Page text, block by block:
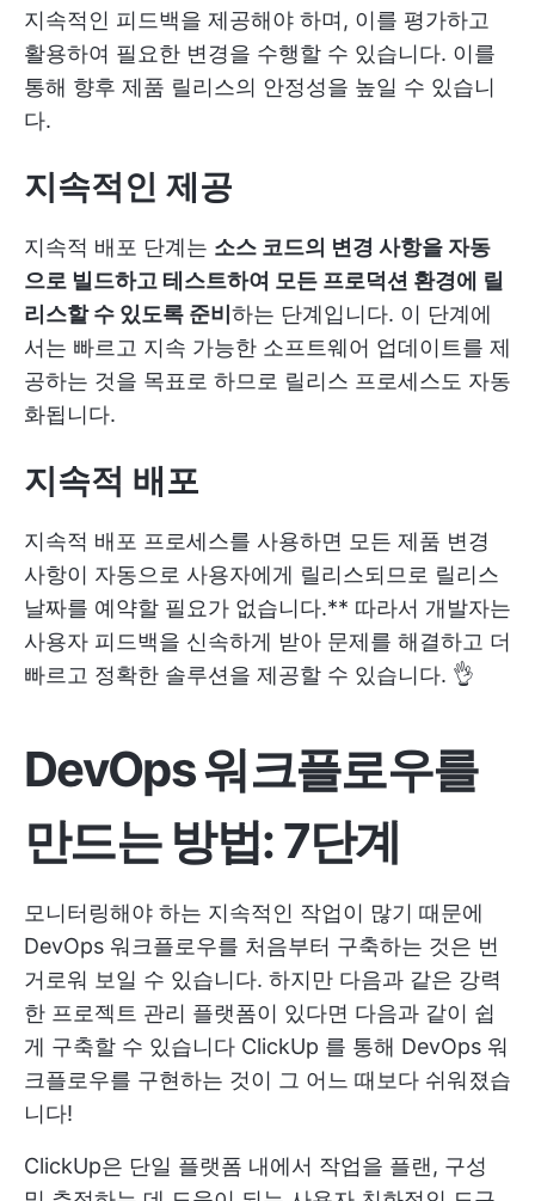
지속적인 피드백을 제공해야 하며, 이를 평가하고
활용하여 필요한 변경을 수행할 수 있습니다. 이를
통해 향후 제품 릴리스의 안정성을 높일 수 있습니
다.
지속적인 제공
지속적 배포 단계는 소스 코드의 변경 사항을 자동
으로 빌드하고 테스트하여 모든 프로덕션 환경에 릴
리스할 수 있도록 준비 하는 단계입니다. 이 단계에
서는 빠르고 지속 가능한 소프트웨어 업데이트를 제
공하는 것을 목표로 하므로 릴리스 프로세스도 자동
화됩니다.
지속적 배포
지속적 배포 프로세스를 사용하면 모든 제품 변경
사항이 자동으로 사용자에게 릴리스되므로 릴리스
날짜를 예약할 필요가 없습니다.** 따라서 개발자는
사용자 피드백을 신속하게 받아 문제를 해결하고 더
빠르고 정확한 솔루션을 제공할 수 있습니다. 👌
DevOps 워크플로우를
만드는 방법: 7단계
모니터링해야 하는 지속적인 작업이 많기 때문에
DevOps 워크플로우를 처음부터 구축하는 것은 번
거로워 보일 수 있습니다. 하지만 다음과 같은 강력
한 프로젝트 관리 플랫폼이 있다면 다음과 같이 쉽
게 구축할 수 있습니다 ClickUp 를 통해 DevOps 워
크플로우를 구현하는 것이 그 어느 때보다 쉬워졌습
니다!
ClickUp은 단일 플랫폼 내에서 작업을 플랜, 구성